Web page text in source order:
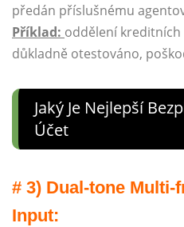
předán příslušnému
Příklad: oddělení
důkladně otestováno,
Jaký Je Nejlepší
Účet
# 3) Dual-tone Multi-
Input: